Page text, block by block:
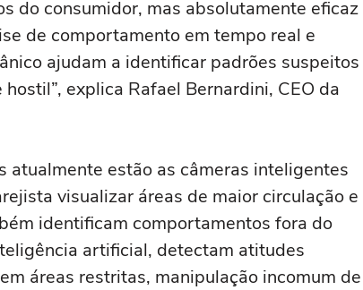
do consumidor, mas absolutamente eficaz
de comportamento em tempo real e
ajudam a identificar padrões suspeitos
explica Rafael Bernardini, CEO da
atualmente estão as câmeras inteligentes
visualizar áreas de maior circulação e
identificam comportamentos fora do
artificial, detectam atitudes
áreas restritas, manipulação incomum de